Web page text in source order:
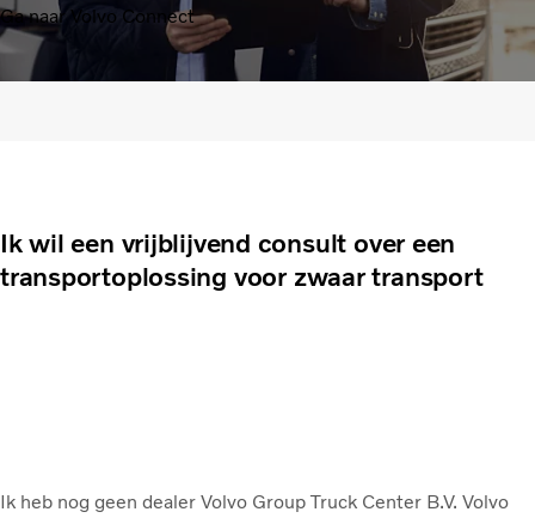
Ga naar Volvo Connect
Ik wil een vrijblijvend consult over een
transportoplossing voor zwaar transport
Ik heb nog geen dealer Volvo Group Truck Center B.V. Volvo